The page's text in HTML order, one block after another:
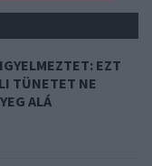
EZT
TÜNETET NE
ALÁ